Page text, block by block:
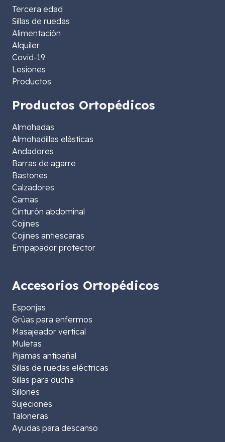
Tercera edad
Sillas de ruedas
Alimentación
Alquiler
Covid-19
Lesiones
Productos
Productos Ortopédicos
Almohadas
Almohadillas elásticas
Andadores
Barras de agarre
Bastones
Calzadores
Camas
Cinturón abdominal
Cojines
Cojines antiescaras
Empapador protector
Accesorios Ortopédicos
Esponjas
Grúas para enfermos
Masajeador vertical
Muletas
Pijamas antipañal
Sillas de ruedas eléctricas
Sillas para ducha
Sillones
Sujeciones
Taloneras
Ayudas para descanso